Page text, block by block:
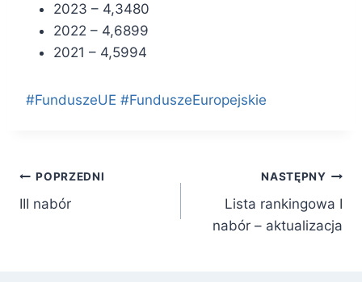
2023 – 4,3480
2022 – 4,6899
2021 – 4,5994
#FunduszeUE #FunduszeEuropejskie
Nawigacja
wpisu
POPRZEDNI
III nabór
NASTĘPNY
Lista rankingowa I
nabór – aktualizacja